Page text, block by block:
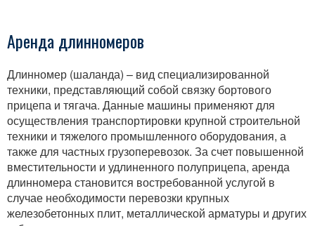
Продажа спецтехники
Аренда земснаряда
Аренда экскаваторов
Аренда самосвалов
Аренда мини-погрузчиков Bobcat
Аренда фронтальных погрузчиков
Аренда вилочных погрузчиков
Аренда длинномеров
Длинномер (шаланда) – вид специализированной
техники, представляющий собой связку бортового
прицепа и тягача. Данные машины применяют для
осуществления транспортировки крупной строительной
техники и тяжелого промышленного оборудования, а
также для частных грузоперевозок. За счет повышенной
вместительности и удлиненного полуприцепа, аренда
длинномера становится востребованной услугой в
случае необходимости перевозки крупных
железобетонных плит, металлической арматуры и других